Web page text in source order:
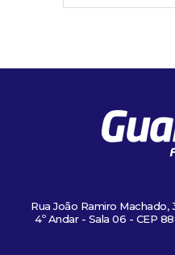
Rua João Ramiro Machado,
4º Andar - Sala 06 - CEP